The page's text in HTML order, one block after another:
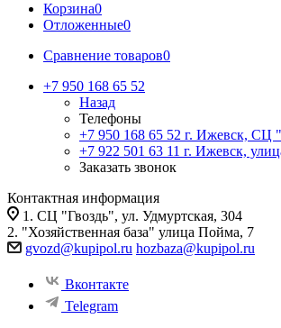
Корзина0
Отложенные0
Сравнение товаров0
+7 950 168 65 52
Назад
Телефоны
+7 950 168 65 52 г. Ижевск, СЦ
+7 922 501 63 11 г. Ижевск,
Заказать звонок
Контактная информация
1. СЦ "Гвоздь", ул. Удмуртская, 304
2. "Хозяйственная база" улица Пойма, 7
gvozd@kupipol.ru hozbaza@kupipol.ru
Вконтакте
Telegram